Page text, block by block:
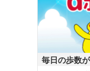
注意事項
【賞味・消費期限のある
商品到着時点でのお日持
のでご了承ください。
毎日の歩数